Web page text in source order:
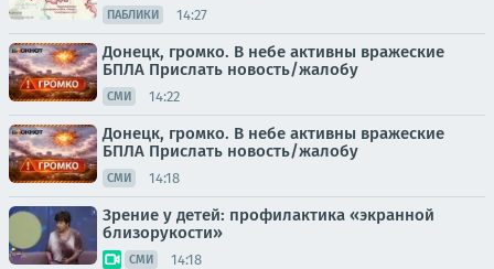
ПАБЛИКИ 14:27
Донецк, громко. В небе активны вражеские
БПЛА Прислать новость/жалобу
СМИ 14:22
Донецк, громко. В небе активны вражеские
БПЛА Прислать новость/жалобу
СМИ 14:18
Зрение у детей: профилактика «экранной
близорукости»
СМИ 14:18